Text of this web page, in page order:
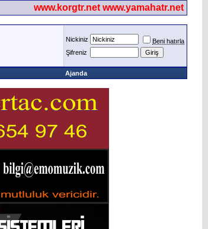
www.korgtr.net www.yamahatr.net
Nickiniz
Beni hatırla
Şifreniz
Ajanda